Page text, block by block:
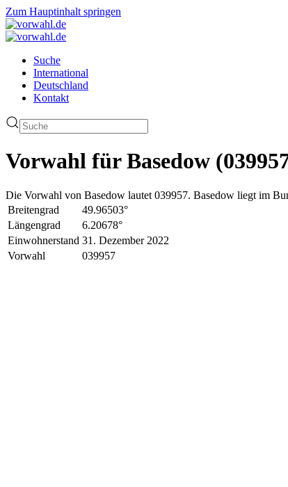
Zum Hauptinhalt springen
Suche
International
Deutschland
Kontakt
Vorwahl für Basedow
Die Vorwahl von Basedow lautet 039957. Basedow liegt im
Breitengrad
49.96503°
Längengrad
6.20678°
Einwohnerstand 31. Dezember 2022
Vorwahl
039957